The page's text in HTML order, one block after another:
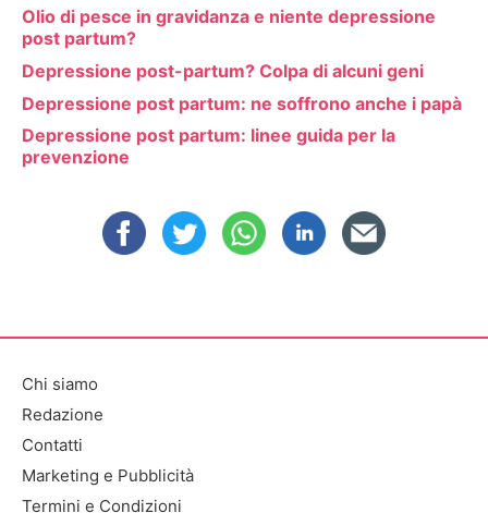
Olio di pesce in gravidanza e niente depressione
post partum?
Depressione post-partum? Colpa di alcuni geni
Depressione post partum: ne soffrono anche i papà
Depressione post partum: linee guida per la
prevenzione
Chi siamo
Redazione
Contatti
Marketing e Pubblicità
Termini e Condizioni